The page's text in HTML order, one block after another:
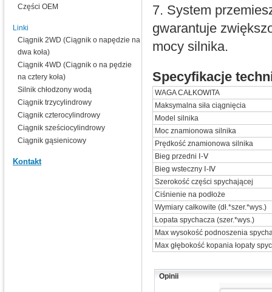
7. System
gwarantuje
mocy silnika.
Specyfikacje
WAGA CAŁKOWITA
Maksymalna siła ciągnięcia
Model silnika
Moc znamionowa silnika
Prędkość znamionowa silnika
Bieg przedni Ⅰ-Ⅴ
Bieg wsteczny Ⅰ-Ⅳ
Szerokość części spychającej
Ciśnienie na podłoże
Wymiary całkowite (dł.*szer.*wys.)
Łopata spychacza (szer.*wys.)
Max wysokość podnoszenia
Max głębokość kopania łopaty
Opinii
Części OEM
Linki
Ciągnik 2WD (Ciągnik o napędzie na
dwa koła)
Ciągnik 4WD (Ciągnik o na pędzie
na cztery koła)
Silnik chłodzony wodą
Ciągnik trzycylindrowy
Ciągnik czterocylindrowy
Ciągnik sześciocylindrowy
Ciągnik gąsienicowy
Kontakt